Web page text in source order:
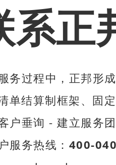
系正
务过程中，正邦形
结算制框架、固定
户垂询 - 建立服务
服务热线： 400-